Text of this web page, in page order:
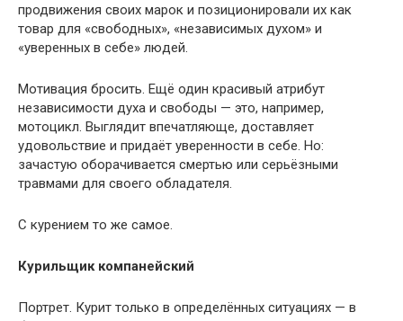
продвижения своих марок и позиционировали их как
товар для «свободных», «независимых духом» и
«уверенных в себе» людей.
Мотивация бросить. Ещё один красивый атрибут
независимости духа и свободы — это, например,
мотоцикл. Выглядит впечатляюще, доставляет
удовольствие и придаёт уверенности в себе. Но:
зачастую оборачивается смертью или серьёзными
травмами для своего обладателя.
С курением то же самое.
Курильщик компанейский
Портрет. Курит только в определённых ситуациях — в